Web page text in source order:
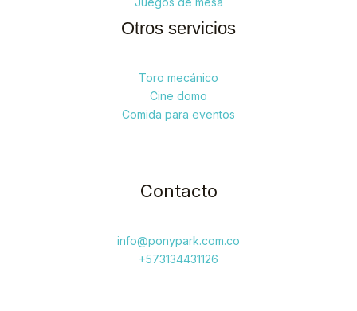
Otros servicios
Toro mecánico
Cine domo
Comida para eventos
Contacto
info@ponypark.com.co
+573134431126